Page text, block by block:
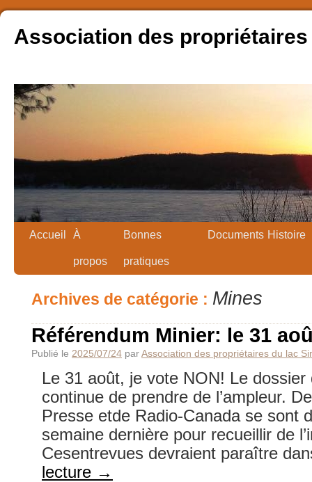
Association des
Accueil À
propos
Bonnes
pratiques
Documents Histoire
Archives de catégorie : Mines
Référendum Minier: le 31
Publié le 2025/07/24 parAssociation des propriétaires du lac
Le 31 août, je vote NON! Le
continue de prendre de l’ampleur.
Presse etde Radio-Canada se sont
semaine dernière pour recueillir de
Cesentrevues devraient paraître
lecture →